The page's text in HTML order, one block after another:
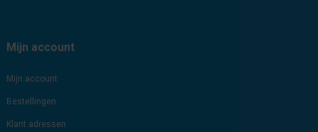
Mijn account
Mijn account
Bestellingen
Klant adressen